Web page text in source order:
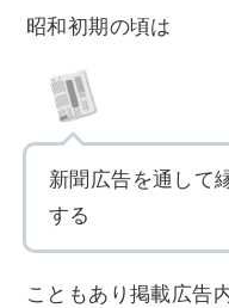
昭和初期の頃は
新聞広告を通して
する
こともあり掲載広告